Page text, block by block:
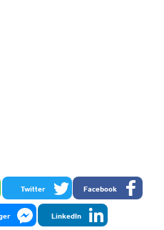
Facebook
Twitter
LinkedIn